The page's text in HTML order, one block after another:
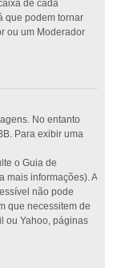
de cada
que podem tornar
ou um Moderador
No entanto
Para exibir uma
o Guia de
mais informações). A
não pode
que necessitem de
ou Yahoo, páginas